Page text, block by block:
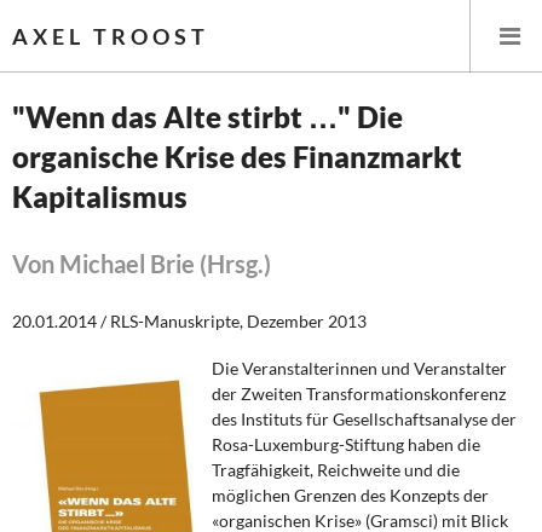
AXEL TROOST
Startseite
Themen
Leitlinien linker Wirtschafts- und Finanzpolitik
Wirtschaftspolitik
Steuer- und Finanzpolitik
Öffentliche Infrastruktur und Daseinsvorsorge
Eurokrise und Griechenland
"Wenn das Alte stirbt …" Die
organische Krise des Finanzmarkt
Kapitalismus
Von Michael Brie (Hrsg.)
20.01.2014 / RLS-Manuskripte, Dezember 2013
Die Veranstalterinnen und Veranstalter
der Zweiten Transformationskonferenz
des Instituts für Gesellschaftsanalyse der
Rosa-Luxemburg-Stiftung haben die
Tragfähigkeit, Reichweite und die
möglichen Grenzen des Konzepts der
«organischen Krise» (Gramsci) mit Blick